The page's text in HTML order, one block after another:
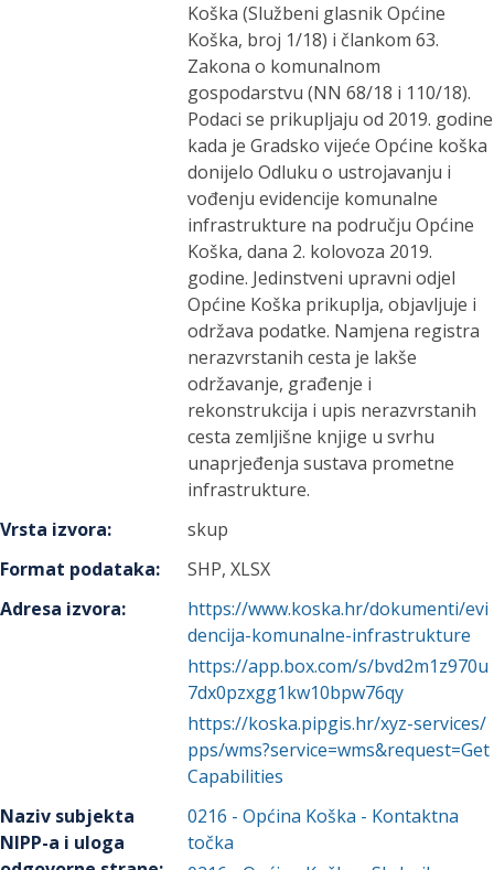
Koška (Službeni glasnik Općine
Koška, broj 1/18) i člankom 63.
Zakona o komunalnom
gospodarstvu (NN 68/18 i 110/18).
Podaci se prikupljaju od 2019. godine
kada je Gradsko vijeće Općine koška
donijelo Odluku o ustrojavanju i
vođenju evidencije komunalne
infrastrukture na području Općine
Koška, dana 2. kolovoza 2019.
godine. Jedinstveni upravni odjel
Općine Koška prikuplja, objavljuje i
održava podatke. Namjena registra
nerazvrstanih cesta je lakše
održavanje, građenje i
rekonstrukcija i upis nerazvrstanih
cesta zemljišne knjige u svrhu
unaprjeđenja sustava prometne
infrastrukture.
Vrsta izvora:
skup
Format podataka:
SHP, XLSX
Adresa izvora:
https://www.koska.hr/dokumenti/evi
dencija-komunalne-infrastrukture
https://app.box.com/s/bvd2m1z970u
7dx0pzxgg1kw10bpw76qy
https://koska.pipgis.hr/xyz-services/
pps/wms?service=wms&request=Get
Capabilities
Naziv subjekta
NIPP-a i uloga
0216 -Općina Koška - Kontaktna
točka